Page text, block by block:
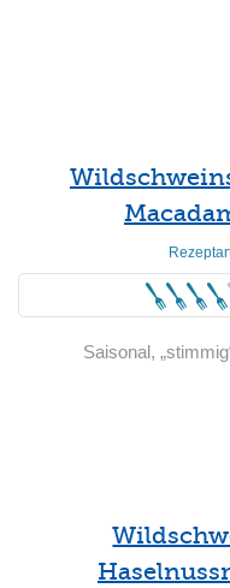
Saisonal,